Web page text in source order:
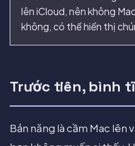
lên iCloud, nên không
không, có thể hiển thị
Trước tiên, bình
Bản năng là cầm Mac lên